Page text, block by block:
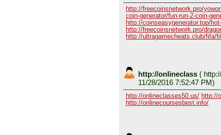
http://freecoinsnetwork.pro/
coin-generator/fun-run-2-coin-
http://coinseasygenerator.top/
http://freecoinsnetwork.pro/
http://ultragamecheats.club/fifa/
http://onlineclass (
11/28/2016 7:52:47 PM)
http://onlineclasses50.us/ http://
http://onlinecoursesbest.info/